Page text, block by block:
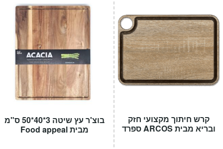
בוצ'ר עץ שיטה 3*40*50 ס"מ
מבית Food appeal
קרש חיתוך מקצועי חזק
ובריא מבית ARCOS ספרד